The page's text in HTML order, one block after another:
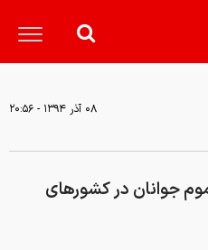
۰۸ آذر ۱۳۹۴ - ۲۰:۵۶
جوانان در کشورهای